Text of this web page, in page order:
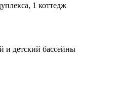
1 коттедж
и детский бассейны